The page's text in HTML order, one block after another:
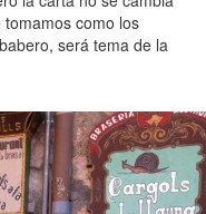
como los
será tema de la